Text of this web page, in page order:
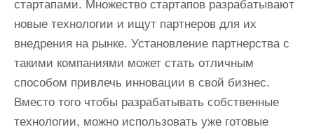
стартапами. Множество стартапов разрабатывают
новые технологии и ищут партнеров для их
внедрения на рынке. Установление партнерства с
такими компаниями может стать отличным
способом привлечь инновации в свой бизнес.
Вместо того чтобы разрабатывать собственные
технологии, можно использовать уже готовые